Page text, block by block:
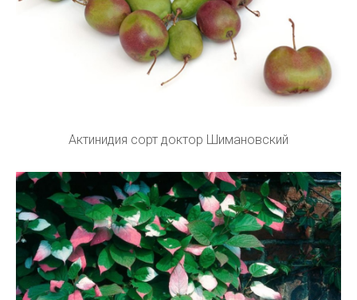
Актинидия сорт доктор Шимановский